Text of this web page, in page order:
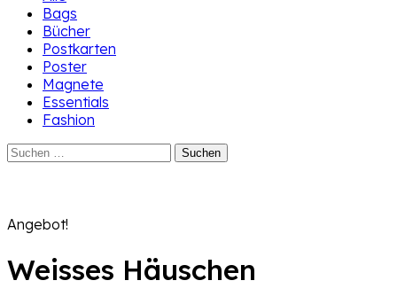
Bags
Bücher
Postkarten
Poster
Magnete
Essentials
Fashion
Suchen
Angebot!
Weisses Häuschen